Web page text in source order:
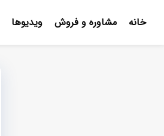
خانه مشاوره و فروش ویدیوها